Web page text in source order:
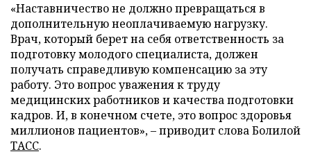
«Наставничество не должно превращаться в
дополнительную неоплачиваемую нагрузку.
Врач, который берет на себя ответственность за
подготовку молодого специалиста, должен
получать справедливую компенсацию за эту
работу. Это вопрос уважения к труду
медицинских работников и качества подготовки
кадров. И, в конечном счете, это вопрос здоровья
миллионов пациентов», – приводит слова Болилой
ТАСС.